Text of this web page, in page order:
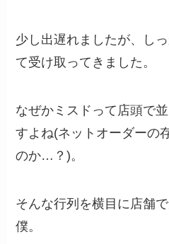
少し出遅れましたが、し
て受け取ってきました。
なぜかミスドって店頭で
すよね(ネットオーダーの
のか…？)。
そんな行列を横目に店舗
僕。